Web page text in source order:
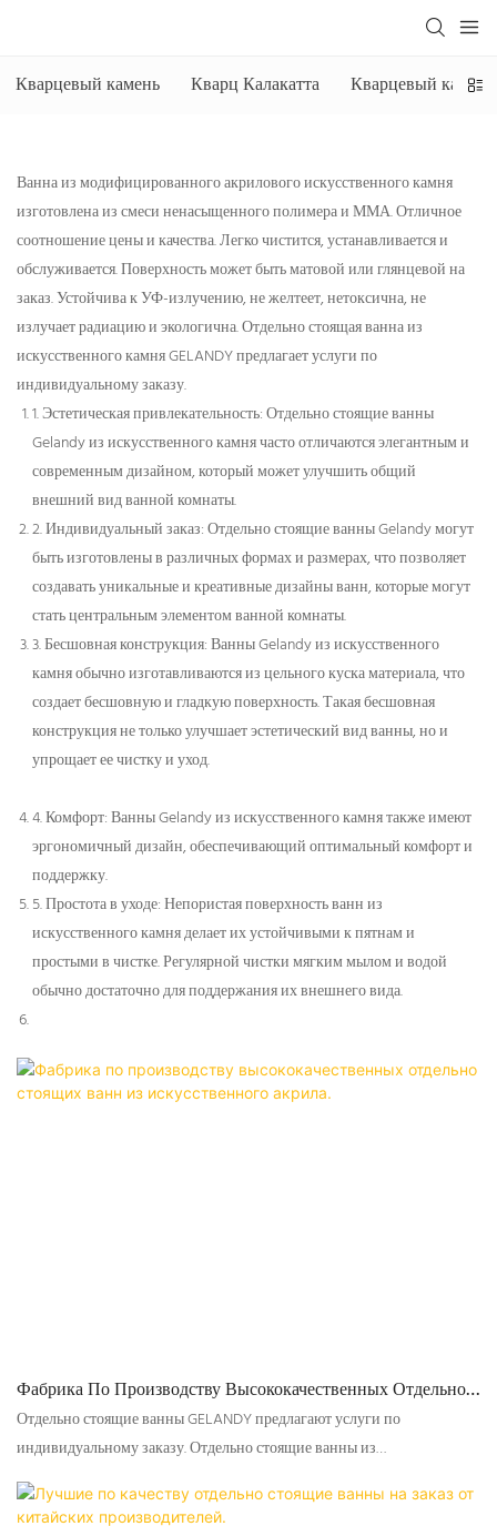
Кварцевый камень Кварц Калакатта Кварцевый
Ванна из модифицированного акрилового искусственного камня
изготовлена ​​из смеси ненасыщенного полимера и ММА. Отличное
соотношение цены и качества. Легко чистится, устанавливается и
обслуживается. Поверхность может быть матовой или глянцевой на
заказ. Устойчива к УФ-излучению, не желтеет, нетоксична, не
излучает радиацию и экологична. Отдельно стоящая ванна из
искусственного камня GELANDY предлагает услуги по
индивидуальному заказу.
1. Эстетическая привлекательность: Отдельно стоящие ванны
Gelandy из искусственного камня часто отличаются элегантным и
современным дизайном, который может улучшить общий
внешний вид ванной комнаты.
2. Индивидуальный заказ: Отдельно стоящие ванны Gelandy могут
быть изготовлены в различных формах и размерах, что позволяет
создавать уникальные и креативные дизайны ванн, которые могут
стать центральным элементом ванной комнаты.
3. Бесшовная конструкция: Ванны Gelandy из искусственного
камня обычно изготавливаются из цельного куска материала, что
создает бесшовную и гладкую поверхность. Такая бесшовная
конструкция не только улучшает эстетический вид ванны, но и
упрощает ее чистку и уход.
4. Комфорт: Ванны Gelandy из искусственного камня также имеют
эргономичный дизайн, обеспечивающий оптимальный комфорт и
поддержку.
5. Простота в уходе: Непористая поверхность ванн из
искусственного камня делает их устойчивыми к пятнам и
простыми в чистке. Регулярной чистки мягким мылом и водой
обычно достаточно для поддержания их внешнего вида.
Фабрика По Производству Высококачественных Отдельно
Стоящих Ванн Из Искусственного Акрила.
Отдельно стоящие ванны GELANDY предлагают услуги по
индивидуальному заказу. Отдельно стоящие ванны из
искусственного камня обладают множеством преимуществ перед
другими типами ванн. Они долговечны, устойчивы к